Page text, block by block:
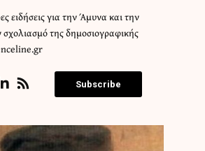
ειδήσεις για την Άμυνα και την
της δημοσιογραφικής
Subscribe